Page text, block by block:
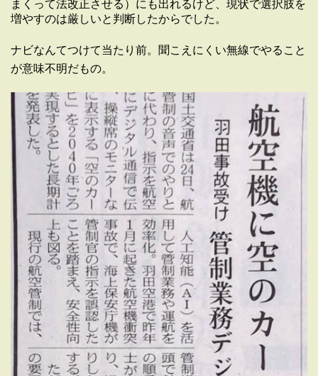
まくって法改正させる）にも出れるけど、現状で選択肢を
増やすのは厳しいと判断したからでした。
ナビなんてつけて当たり前。聞こえにくい無線でやること
が意味不明だもの。